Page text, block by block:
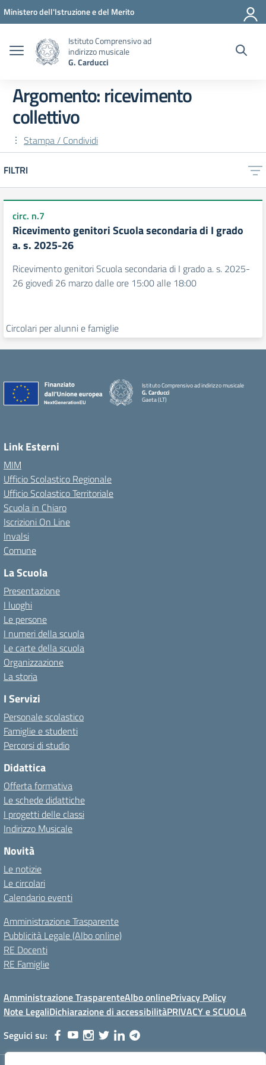
Vai ai contenuti
Vai al menu di navigazione
Vai al footer
Ministero dell'Istruzione e del Merito
Istituto Comprensivo ad
indirizzo musicale
G. Carducci
Argomento: ricevimento
collettivo
Stampa / Condividi
FILTRI
circ. n.7
Ricevimento genitori Scuola secondaria di I grado
a. s. 2025-26
Ricevimento genitori Scuola secondaria di I grado a. s. 2025-
26 giovedì 26 marzo dalle ore 15:00 alle 18:00
Circolari per alunni e famiglie
Istituto Comprensivo ad indirizzo musicale
G. Carducci
Gaeta (LT)
Link Esterni
MIM
Ufficio Scolastico Regionale
Ufficio Scolastico Territoriale
Scuola in Chiaro
Iscrizioni On Line
Invalsi
Comune
La Scuola
Presentazione
I luoghi
Le persone
I numeri della scuola
Le carte della scuola
Organizzazione
La storia
I Servizi
Personale scolastico
Famiglie e studenti
Percorsi di studio
Didattica
Offerta formativa
Le schede didattiche
I progetti delle classi
Indirizzo Musicale
Novità
Le notizie
Le circolari
Calendario eventi
Amministrazione Trasparente
Pubblicità Legale (Albo online)
RE Docenti
RE Famiglie
Amministrazione TrasparenteAlbo onlinePrivacy Policy
Note LegaliDichiarazione di accessibilitàPRIVACY e SCUOLA
Seguici su: